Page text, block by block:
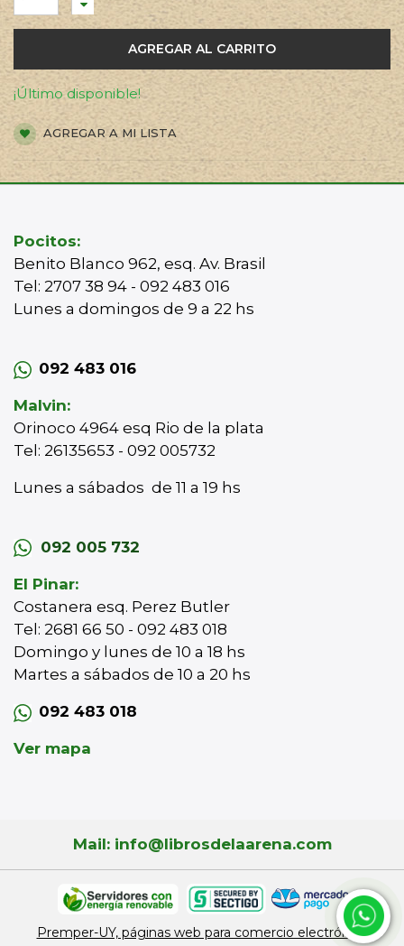
AGREGAR AL CARRITO
¡Último disponible!
AGREGAR A MI LISTA
Pocitos:
Benito Blanco 962, esq. Av. Brasil
Tel: 2707 38 94 - 092 483 016
Lunes a domingos de 9 a 22 hs
092 483 016
Malvin:
Orinoco 4964 esq Rio de la plata
Tel: 26135653 - 092 005732
Lunes a sábados de 11 a 19 hs
092 005 732
El Pinar:
Costanera esq. Perez Butler
Tel: 2681 66 50 - 092 483 018
Domingo y lunes de 10 a 18 hs
Martes a sábados de 10 a 20 hs
092 483 018
Ver mapa
Mail: info@librosdelaarena.com
Premper-UY, páginas web para comercio electrónico